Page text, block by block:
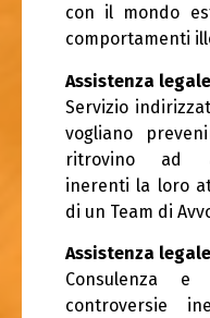
con il mondo
comportamenti
Assistenza
Servizio
vogliano
ritrovino ad
inerenti la loro
di un Team di
Assistenza
Consulenza
controversie